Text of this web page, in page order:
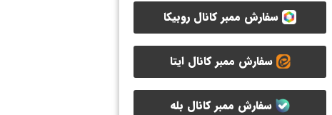
سفارش ممبر کانال روبیکا
سفارش ممبر کانال ایتا
سفارش ممبر کانال بله